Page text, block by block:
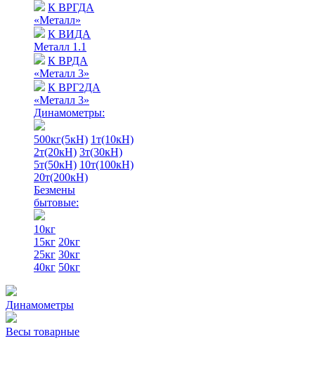
К ВРГДА
«Металл»
К ВИДА
Металл 1.1
К ВРДА
«Металл 3»
К ВРГ2ДА
«Металл 3»
Динамометры:
500кг(5кН) 1т(10кН)
2т(20кН) 3т(30кН)
5т(50кН) 10т(100кН)
20т(200кН)
Безмены
бытовые:
10кг
15кг 20кг
25кг 30кг
40кг 50кг
Динамометры
Весы товарные